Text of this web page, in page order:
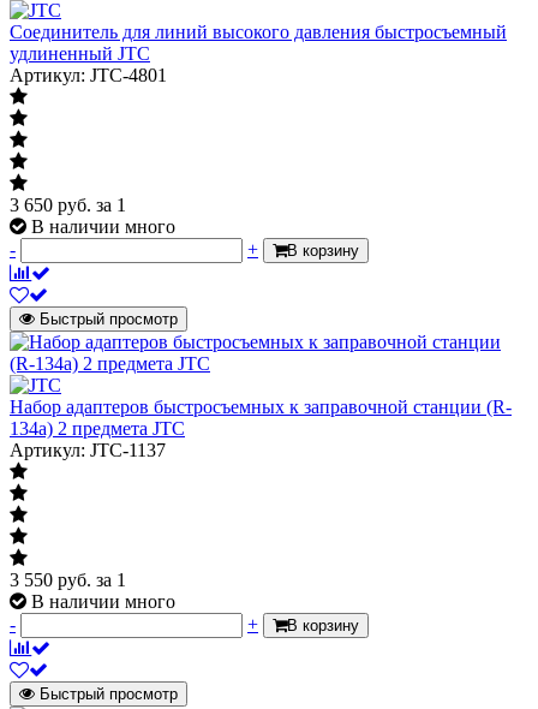
Соединитель для линий высокого давления быстросъемный
удлиненный JTC
Артикул: JTC-4801
3 650 руб. за 1
В наличии много
-
+ В корзину
Быстрый просмотр
Набор адаптеров быстросъемных к заправочной станции (R-
134a) 2 предмета JTC
Артикул: JTC-1137
3 550 руб. за 1
В наличии много
-
+ В корзину
Быстрый просмотр